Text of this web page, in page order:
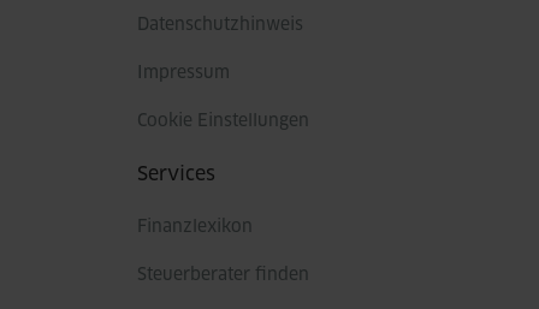
Datenschutzhinweis
Impressum
Cookie Einstellungen
Services
Finanzlexikon
Steuerberater finden